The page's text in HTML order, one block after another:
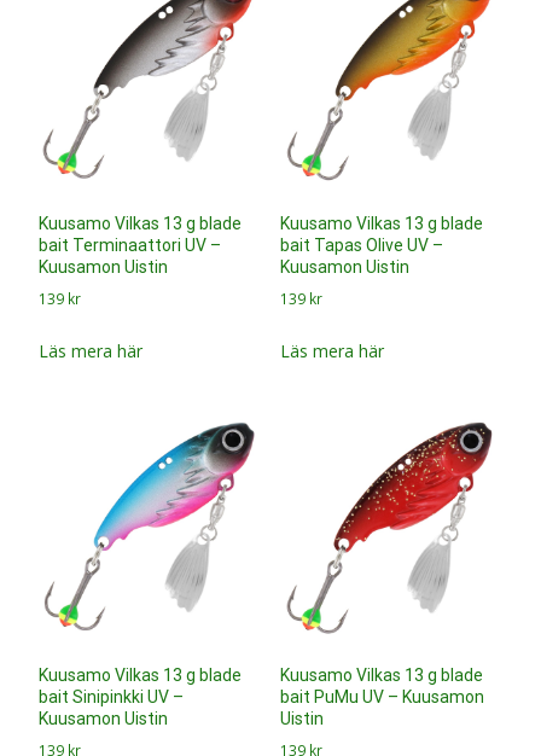
Kuusamo Vilkas 13 g blade
bait Terminaattori UV –
Kuusamon Uistin
139 kr
Läs mera här
Kuusamo Vilkas 13 g blade
bait Tapas Olive UV –
Kuusamon Uistin
139 kr
Läs mera här
Kuusamo Vilkas 13 g blade
bait Sinipinkki UV –
Kuusamon Uistin
139 kr
Kuusamo Vilkas 13 g blade
bait PuMu UV – Kuusamon
Uistin
139 kr